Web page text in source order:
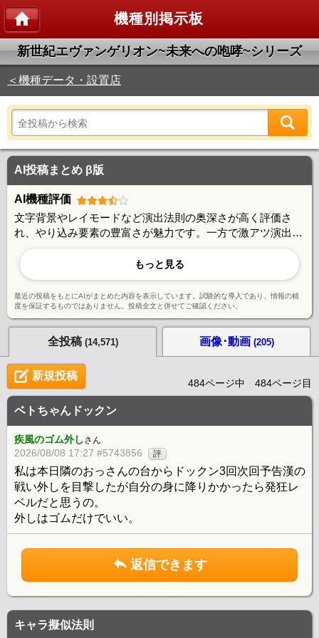
機種別掲示板
新世紀エヴァンゲリオン~未来への咆哮~シリーズ
＜機種データ・設置店
AI投稿まとめ β版
AI機種評価
文字背景やレイモードなど演出法則の奥深さが高く評価さ
れ、やり込み要素の豊富さが魅力です。一方で激アツ演出で
も外れる事例が多く報告されており、出玉性能には賛否があ
ります。演出の多様性と攻略性は好評ですが、信頼度とのギ
ャップに戸惑う声も見られ、玄人向けの機種という評価で
す。
もっと見る
最近の投稿をもとにAIがまとめた内容を表示しています。試験的な導入であり、情報の精
度を保証するものではありません。投稿全文と併せてご確認ください。
全投稿 (14,571) 画像･動画 (205)
新規投稿
484ページ中 484ページ目
ベトちゃんドックン
疾風のゴム外しさん
2026/08/08 17:27 #5743856 評
私は本日隣のおっさんの台からドックン3回次回予告漢の
戦い外しを目撃したが自分の身に降りかかったら発狂レ
ベルだと思うの。
外しはゴムだけでいい。
返信できます
キャラ擬似法則